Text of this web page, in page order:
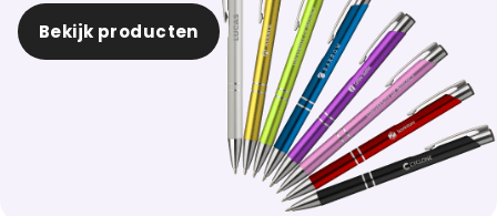
Bekijk producten